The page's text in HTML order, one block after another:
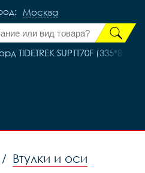
Москва
SUPTT70F
/ Втулки и оси